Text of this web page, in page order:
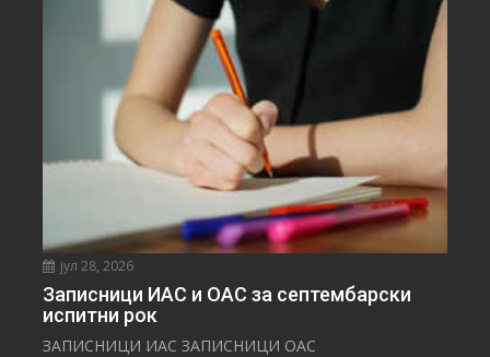
јул 28, 2026
Записници ИАС и ОАС за септембарски
испитни рок
ЗАПИСНИЦИ ИАС ЗАПИСНИЦИ ОАС